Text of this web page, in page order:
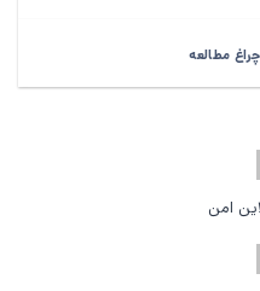
مطالعه
امن